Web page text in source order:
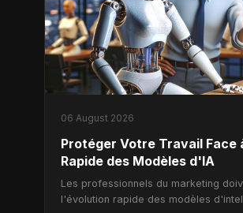
06 August 2026
Protéger Votre Travail Face
Rapide des Modèles d'IA
Les professionnels du marketing
l'évolution rapide des modèles